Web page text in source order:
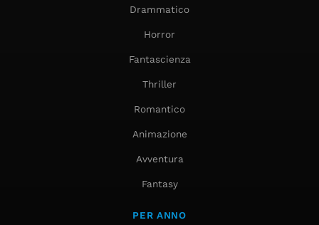
Drammatico
Horror
Fantascienza
Thriller
Romantico
Animazione
Avventura
Fantasy
PER ANNO